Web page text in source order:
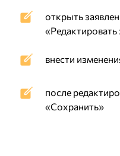
открыть
«Редактировать
внести
после
«Сохранить»